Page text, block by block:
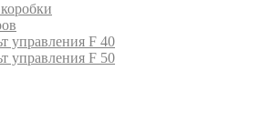
управления F 40
управления F 50